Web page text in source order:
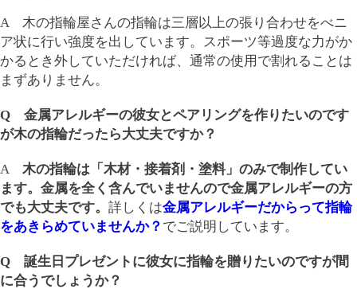
A 木の指輪屋さんの指輪は三層以上の張り合わせをべニ
ア状に行い強度を出しています。スポーツ等過度な力がか
かるとき外していただければ、通常の使用で割れることは
まずありません。
Q 金属アレルギーの彼女とペアリングを作りたいのです
が木の指輪だったら大丈夫ですか？
A 木の指輪は「木材・接着剤・塗料」のみで制作してい
ます。金属を全く含んでいませんので金属アレルギーの方
でも大丈夫です。 詳しくは金属アレルギーだからって指輪
をあきらめていませんか？ でご説明しています。
Q 誕生日プレゼントに彼女に指輪を贈りたいのですが間
に合うでしょうか？